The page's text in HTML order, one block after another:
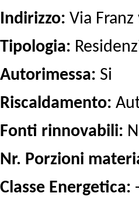
Indirizzo: Via
Tipologia:
Autorimessa: Si
Riscaldamento:
Fonti rinnovabili:
Nr. Porzioni
Classe Energetica: